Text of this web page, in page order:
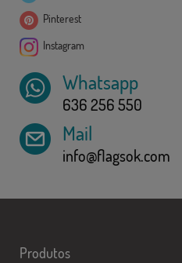
Pinterest
Instagram
Whatsapp
636 256 550
Mail
info@flagsok.com
Produtos